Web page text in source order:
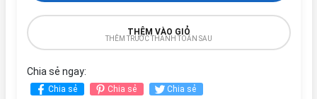
THÊM VÀO GIỎ
THÊM TRƯỚC THANH TOÁN SAU
Chia sẻ ngay:
Chia sẻ Chia sẻ Chia sẻ